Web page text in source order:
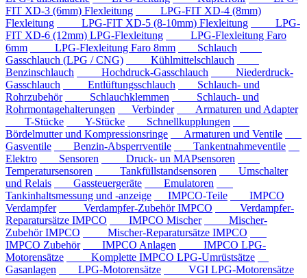
FIT XD-3 (6mm) Flexleitung
LPG-FIT XD-4 (8mm)
Flexleitung
LPG-FIT XD-5 (8-10mm) Flexleitung
LPG-
FIT XD-6 (12mm) LPG-Flexleitung
LPG-Flexleitung Faro
6mm
LPG-Flexleitung Faro 8mm
Schlauch
Gasschlauch (LPG / CNG)
Kühlmittelschlauch
Benzinschlauch
Hochdruck-Gasschlauch
Niederdruck-
Gasschlauch
Entlüftungsschlauch
Schlauch- und
Rohrzubehör
Schlauchklemmen
Schlauch- und
Rohrmontagehalterungen
Verbinder
Armaturen und Adapter
T-Stücke
Y-Stücke
Schnellkupplungen
Bördelmutter und Kompressionsringe
Armaturen und Ventile
Gasventile
Benzin-Absperrventile
Tankentnahmeventile
Elektro
Sensoren
Druck- un MAPsensoren
Temperatursensoren
Tankfüllstandsensoren
Umschalter
und Relais
Gassteuergeräte
Emulatoren
Tankinhaltsmessung und -anzeige
IMPCO-Teile
IMPCO
Verdampfer
Verdampfer-Zubehör IMPCO
Verdampfer-
Reparatursätze IMPCO
IMPCO Mischer
Mischer-
Zubehör IMPCO
Mischer-Reparatursätze IMPCO
IMPCO Zubehör
IMPCO Anlagen
IMPCO LPG-
Motorensätze
Komplette IMPCO LPG-Umrüstsätze
Gasanlagen
LPG-Motorensätze
VGI LPG-Motorensätze